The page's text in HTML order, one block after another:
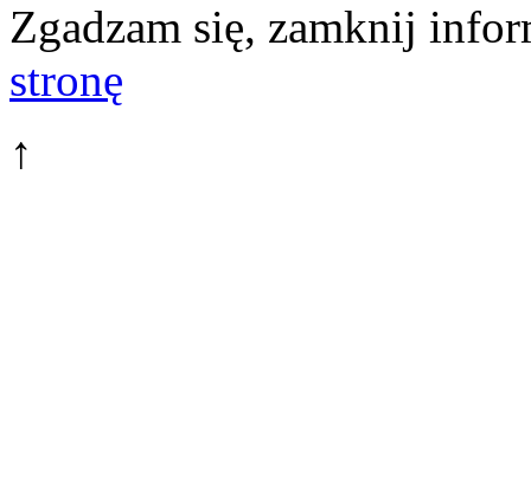
Zgadzam się, zamknij
stronę
↑